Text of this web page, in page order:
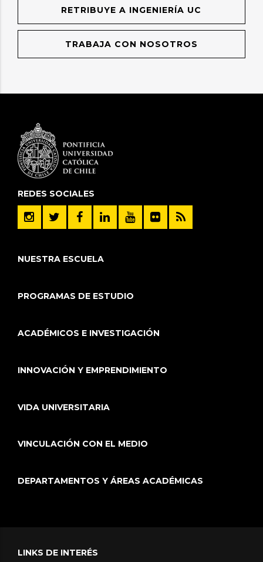
RETRIBUYE A INGENIERÍA UC
TRABAJA CON NOSOTROS
REDES SOCIALES
NUESTRA ESCUELA
PROGRAMAS DE ESTUDIO
ACADÉMICOS E INVESTIGACIÓN
INNOVACIÓN Y EMPRENDIMIENTO
VIDA UNIVERSITARIA
VINCULACIÓN CON EL MEDIO
DEPARTAMENTOS Y ÁREAS ACADÉMICAS
LINKS DE INTERÉS